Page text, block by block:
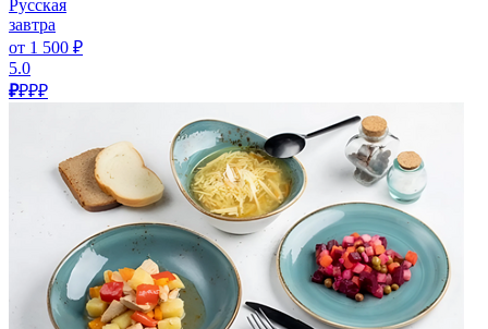
Русская
завтра
от 1 500 ₽
5.0
₽₽₽₽